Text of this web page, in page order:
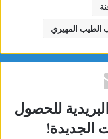
الطيب المهيري
للحصول
الجديدة!